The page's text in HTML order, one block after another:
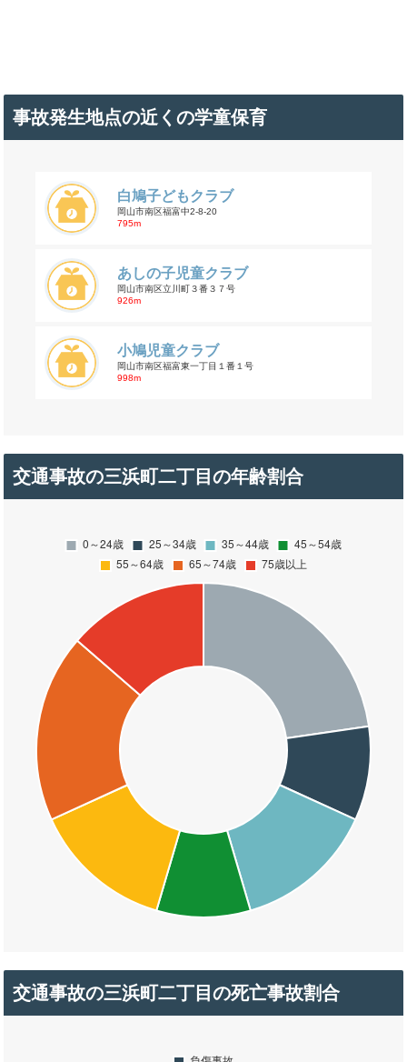
事故発生地点の近くの学童保育
白鳩子どもクラブ
岡山市南区福富中2-8-20
795m
あしの子児童クラブ
岡山市南区立川町３番３７号
926m
小鳩児童クラブ
岡山市南区福富東一丁目１番１号
998m
交通事故の三浜町二丁目の年齢割合
交通事故の三浜町二丁目の死亡事故割合